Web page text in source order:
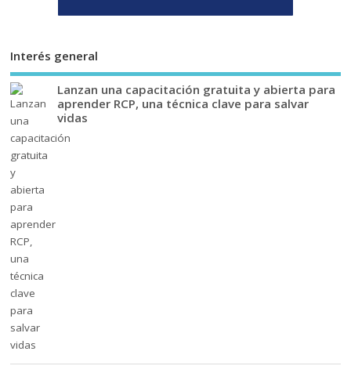
Interés general
Lanzan una capacitación gratuita y abierta para
aprender RCP, una técnica clave para salvar
vidas